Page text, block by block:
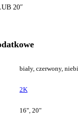
20″
biały, czerwony,
2K
16", 20"